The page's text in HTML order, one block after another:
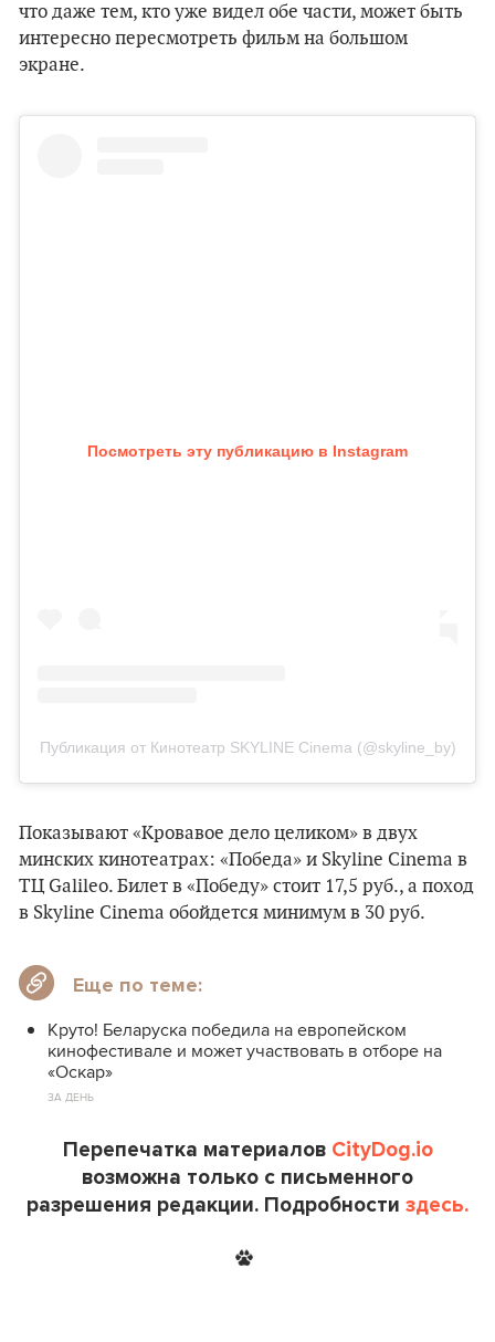
что даже тем, кто уже видел обе части, может быть
интересно пересмотреть фильм на большом
экране.
Посмотреть эту публикацию в Instagram
Публикация от Кинотеатр SKYLINE Cinema (@skyline_by)
Показывают «Кровавое дело целиком» в двух
минских кинотеатрах: «Победа» и Skyline Cinema в
ТЦ Galileo. Билет в «Победу» стоит 17,5 руб., а поход
в Skyline Cinema обойдется минимум в 30 руб.
Еще по теме:
Круто! Беларуска победила на европейском
кинофестивале и может участвовать в отборе на
«Оскар»
ЗА ДЕНЬ
Перепечатка материалов CityDog.io
возможна только с письменного
разрешения редакции. Подробности здесь.